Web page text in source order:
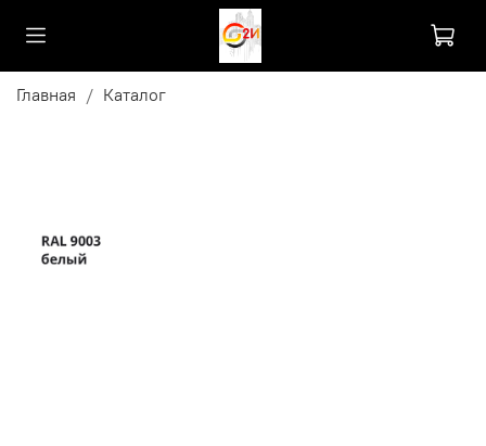
Главная Каталог